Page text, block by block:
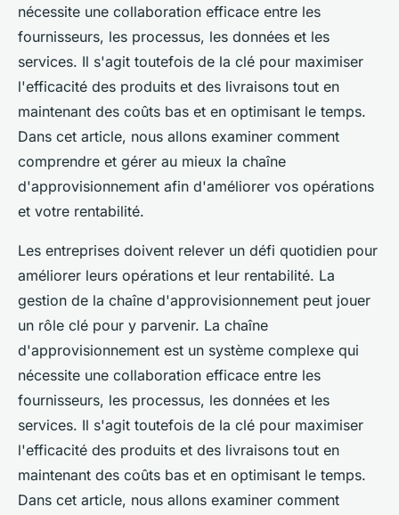
nécessite une collaboration efficace entre les
fournisseurs, les processus, les données et les
services. Il s'agit toutefois de la clé pour maximiser
l'efficacité des produits et des livraisons tout en
maintenant des coûts bas et en optimisant le temps.
Dans cet article, nous allons examiner comment
comprendre et gérer au mieux la chaîne
d'approvisionnement afin d'améliorer vos opérations
et votre rentabilité.
Les entreprises doivent relever un défi quotidien pour
améliorer leurs opérations et leur rentabilité. La
gestion de la chaîne d'approvisionnement peut jouer
un rôle clé pour y parvenir. La chaîne
d'approvisionnement est un système complexe qui
nécessite une collaboration efficace entre les
fournisseurs, les processus, les données et les
services. Il s'agit toutefois de la clé pour maximiser
l'efficacité des produits et des livraisons tout en
maintenant des coûts bas et en optimisant le temps.
Dans cet article, nous allons examiner comment